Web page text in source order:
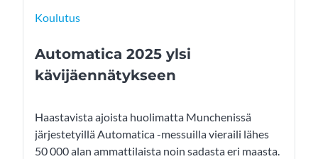
Koulutus
Automatica 2025 ylsi
kävijäennätykseen
Haastavista ajoista huolimatta Munchenissä
järjestetyillä Automatica -messuilla vieraili lähes
50 000 alan ammattilaista noin sadasta eri maasta.